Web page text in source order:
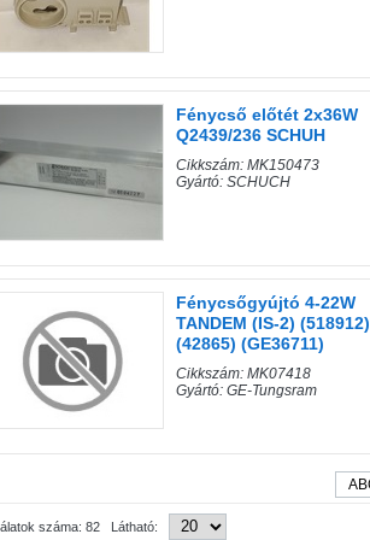
Fénycső előtét 2x36W
Q2439/236 SCHUH
Cikkszám: MK150473
Gyártó: SCHUCH
Fénycsőgyújtó 4-22W
TANDEM (IS-2) (518912)
(42865) (GE36711)
Cikkszám: MK07418
Gyártó: GE-Tungsram
száma: 82 Látható: